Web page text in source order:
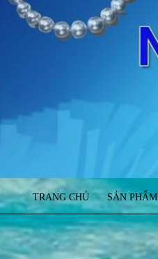
TRANG CHỦ SẢN PHẨM